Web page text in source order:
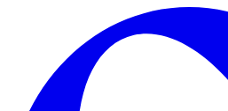
Skip to main content